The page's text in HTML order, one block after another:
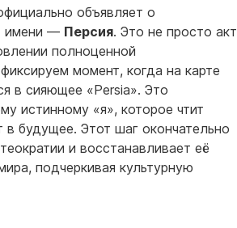
объявляет о
имени — Персия. Это не просто акт
полноценной
момент, когда на карте
в сияющее «Persia». Это
истинному «я», которое чтит
в будущее. Этот шаг окончательно
и восстанавливает её
подчеркивая культурную